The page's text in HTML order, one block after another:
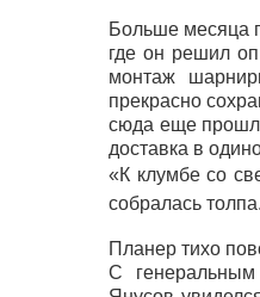
Больше месяца
где он решил
монтаж
прекрасно
сюда еще
доставка в
«К клумбе со
собралась
Планер тихо
С